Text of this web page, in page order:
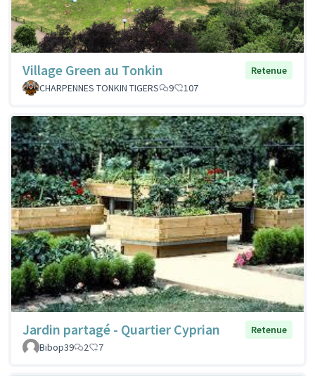
Village Green au Tonkin
Retenue
CHARPENNES TONKIN TIGERS
9 107
Jardin partagé - Quartier Cyprian
Retenue
Bibop39
2 7